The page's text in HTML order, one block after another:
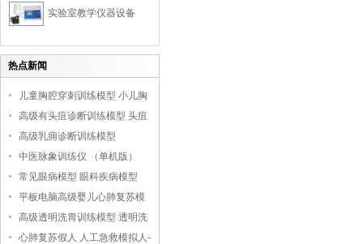
实验室教学仪器设备
热点新闻
儿童胸腔穿刺训练模型 小儿胸
腔培训模型
高级有头疽诊断训练模型 头疽
诊断教学模型
高级乳痈诊断训练模型
中医脉象训练仪 （单机版）
常见眼病模型 眼科疾病模型
平板电脑高级婴儿心肺复苏模
拟人
高级透明洗胃训练模型 透明洗
胃模型
心肺复苏假人 人工急救模拟人-